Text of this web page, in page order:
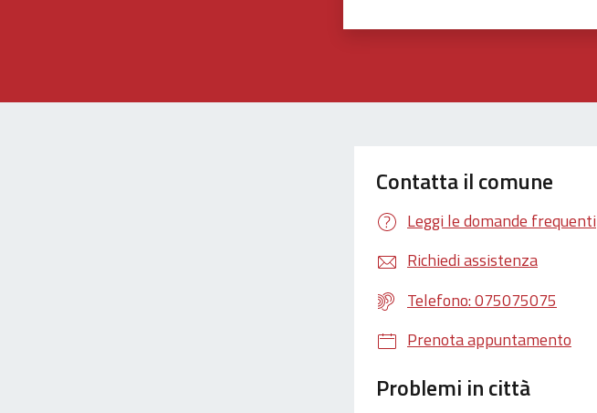
Contatta il comune
Leggi le domande frequenti
Richiedi assistenza
Telefono: 075075075
Prenota appuntamento
Problemi in città